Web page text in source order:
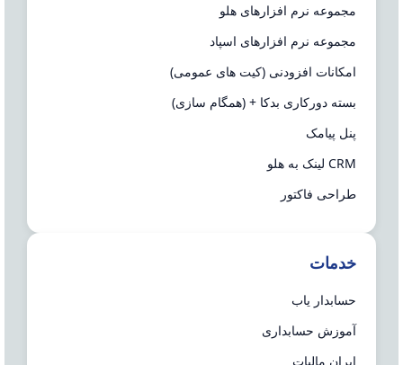
مجموعه نرم افزارهای هلو
مجموعه نرم افزارهای اسپاد
امکانات افزودنی (کیت های عمومی)
بسته دورکاری بدکا + (همگام سازی)
پنل پیامک
CRM لینک به هلو
طراحی فاکتور
خدمات
حسابدار یاب
آموزش حسابداری
ایران مالیات